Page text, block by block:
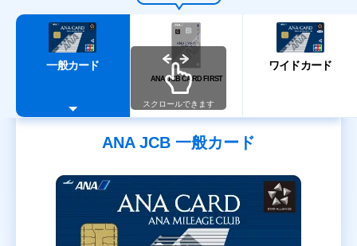
一般カード
ANA JCB CARD FIRST
ワイドカード
スクロールできます
ANA JCB 一般カード